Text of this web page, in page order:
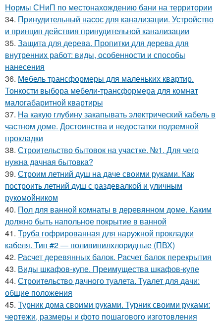
Нормы СНиП по местонахождению бани на территории
34. Принудительный насос для канализации. Устройство
и принцип действия принудительной канализации
35. Защита для дерева. Пропитки для дерева для
внутренних работ: виды, особенности и способы
нанесения
36. Мебель трансформеры для маленьких квартир.
Тонкости выбора мебели-трансформера для комнат
малогабаритной квартиры
37. На какую глубину закапывать электрический кабель в
частном доме. Достоинства и недостатки подземной
прокладки
38. Строительство бытовок на участке. №1. Для чего
нужна дачная бытовка?
39. Строим летний душ на даче своими руками. Как
построить летний душ с раздевалкой и уличным
рукомойником
40. Пол для ванной комнаты в деревянном доме. Каким
должно быть напольное покрытие в ванной
41. Труба гофрированная для наружной прокладки
кабеля. Тип #2 — поливинилхлоридные (ПВХ)
42. Расчет деревянных балок. Расчет балок перекрытия
43. Виды шкафов-купе. Преимущества шкафов-купе
44. Строительство дачного туалета. Туалет для дачи:
общие положения
45. Турник дома своими руками. Турник своими руками:
чертежи, размеры и фото пошагового изготовления